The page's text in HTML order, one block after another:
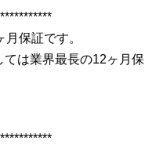
保証です。
は業界最長の12ヶ月保